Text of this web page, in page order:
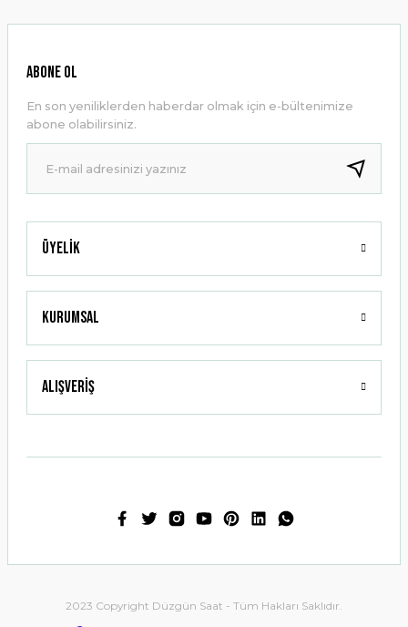
Ürün resmi kalitesiz, bozuk veya görüntülenemiyor.
Ürün bilgilerinde hatalar bulunuyor.
Ürün fiyatı diğer sitelerden daha pahalı.
Bu ürüne benzer farklı alternatifler olmalı.
Gönder
Üyelik
Kurumsal
Alışveriş
ABONE OL
En son yeniliklerden haberdar olmak için e-bültenimize
abone olabilirsiniz.
2023 Copyright Düzgün Saat - Tüm Hakları Saklıdır.